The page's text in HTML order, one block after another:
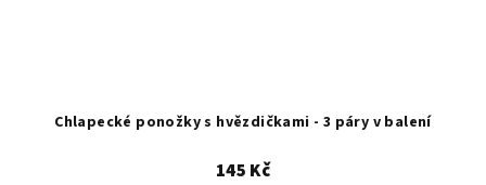
Chlapecké ponožky s hvězdičkami - 3 páry v balení
145 Kč